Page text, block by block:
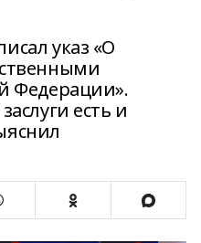
указ «О
Федерации».
есть и